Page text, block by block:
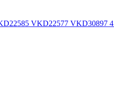
VKD22577 VKD30897